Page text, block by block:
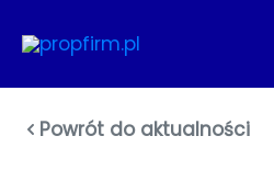
do
Powrót do aktualności